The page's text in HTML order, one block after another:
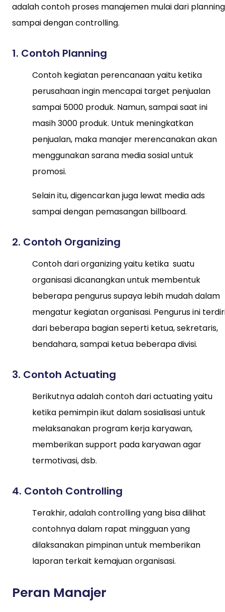
adalah contoh proses manajemen mulai dari planning
sampai dengan controlling.
1. Contoh Planning
Contoh kegiatan perencanaan yaitu ketika
perusahaan ingin mencapai target penjualan
sampai 5000 produk. Namun, sampai saat ini
masih 3000 produk. Untuk meningkatkan
penjualan, maka manajer merencanakan akan
menggunakan sarana media sosial untuk
promosi.
Selain itu, digencarkan juga lewat media ads
sampai dengan pemasangan billboard.
2. Contoh Organizing
Contoh dari organizing yaitu ketika suatu
organisasi dicanangkan untuk membentuk
beberapa pengurus supaya lebih mudah dalam
mengatur kegiatan organisasi. Pengurus ini
dari beberapa bagian seperti ketua, sekretaris,
bendahara, sampai ketua beberapa divisi.
3. Contoh Actuating
Berikutnya adalah contoh dari actuating yaitu
ketika pemimpin ikut dalam sosialisasi untuk
melaksanakan program kerja karyawan,
memberikan support pada karyawan agar
termotivasi, dsb.
4. Contoh Controlling
Terakhir, adalah controlling yang bisa dilihat
contohnya dalam rapat mingguan yang
dilaksanakan pimpinan untuk memberikan
laporan terkait kemajuan organisasi.
Peran Manajer